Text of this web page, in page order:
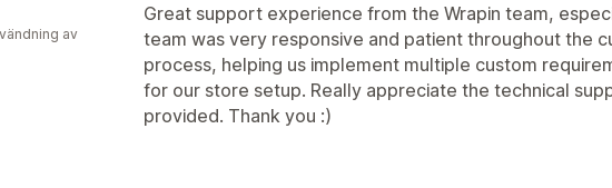
Great support experience from the Wrapin team,
team was very responsive and patient throughout the
process, helping us implement multiple custom
for our store setup. Really appreciate the technical
provided. Thank you :)
av